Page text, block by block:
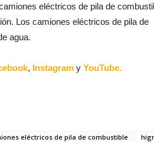
eléctricos de pila de
Los camiones eléctricos de pila de
agua.
, Instagram y YouTube.
eléctricos de pila de combustible